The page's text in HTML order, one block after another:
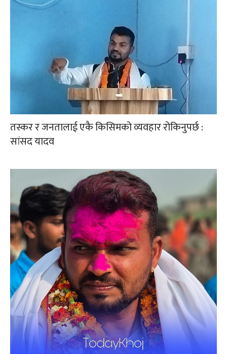
तस्कर र जनतालाई एकै किसिमको व्यवहार रोकिनुपर्छ :
सांसद यादव